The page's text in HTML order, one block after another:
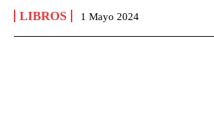
LIBROS 1 Mayo 2024